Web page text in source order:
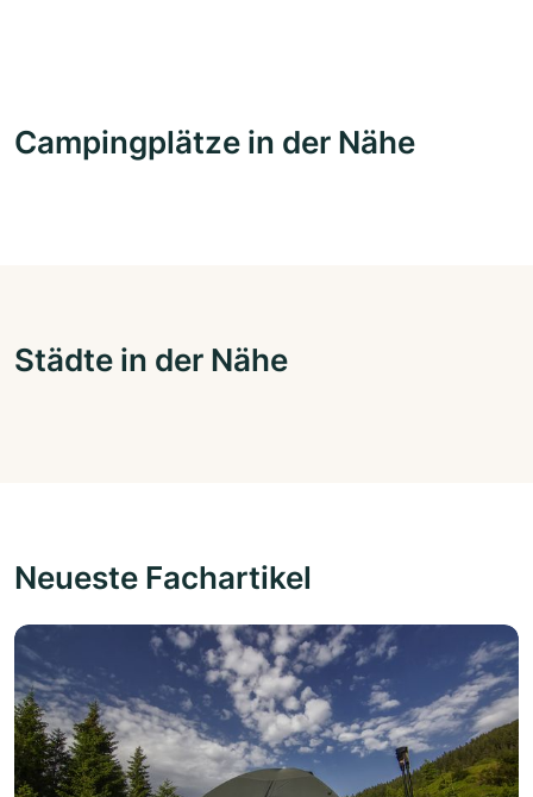
Campingplätze in der Nähe
Städte in der Nähe
Neueste Fachartikel